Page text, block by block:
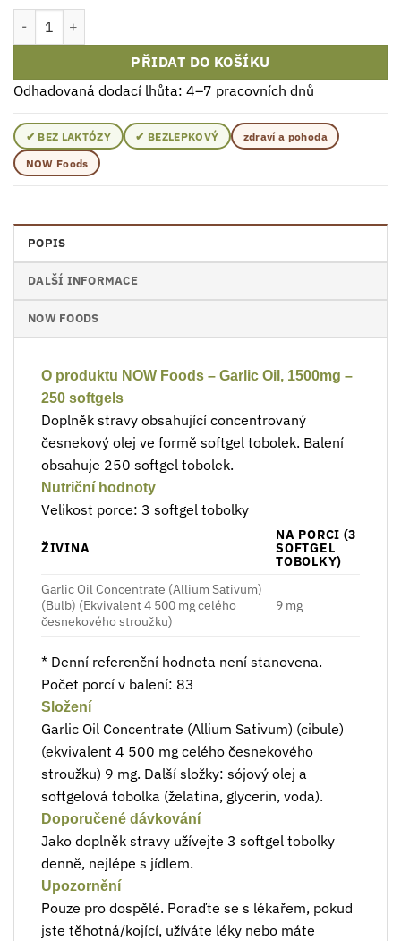
NOW Foods Garlic Oil 1500mg Softgely 250 ks množství
PŘIDAT DO KOŠÍKU
Odhadovaná dodací lhůta: 4–7 pracovních dnů
✔ BEZ LAKTÓZY ✔ BEZLEPKOVÝ
zdraví a pohoda
NOW Foods
POPIS
DALŠÍ INFORMACE
NOW FOODS
O produktu NOW Foods – Garlic Oil, 1500mg –
250 softgels
Doplněk stravy obsahující concentrovaný
česnekový olej ve formě softgel tobolek. Balení
obsahuje 250 softgel tobolek.
Nutriční hodnoty
Velikost porce: 3 softgel tobolky
ŽIVINA
NA PORCI (3
SOFTGEL
TOBOLKY)
Garlic Oil Concentrate (Allium Sativum)
(Bulb) (Ekvivalent 4 500 mg celého
česnekového stroužku)
9 mg
* Denní referenční hodnota není stanovena.
Počet porcí v balení: 83
Složení
Garlic Oil Concentrate (Allium Sativum) (cibule)
(ekvivalent 4 500 mg celého česnekového
stroužku) 9 mg. Další složky: sójový olej a
softgelová tobolka (želatina, glycerin, voda).
Doporučené dávkování
Jako doplněk stravy užívejte 3 softgel tobolky
denně, nejlépe s jídlem.
Upozornění
Pouze pro dospělé. Poraďte se s lékařem, pokud
jste těhotná/kojící, užíváte léky nebo máte